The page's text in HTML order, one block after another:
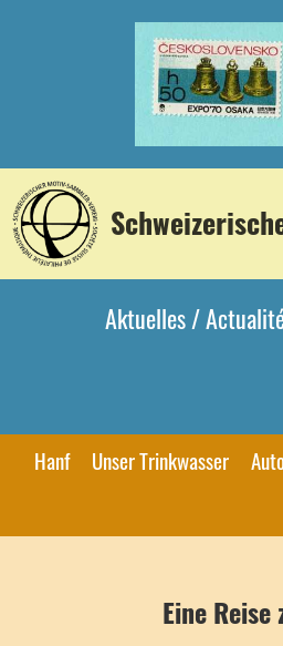
Aktuelles /
Hanf Unser Trinkwasser
Eine